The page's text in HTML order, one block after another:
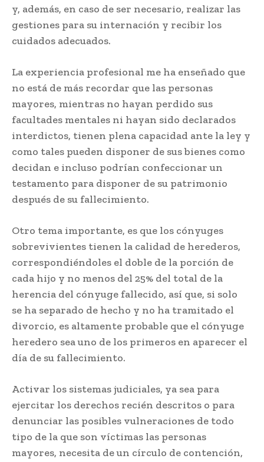
y, además, en caso de ser necesario, realizar las
gestiones para su internación y recibir los
cuidados adecuados.
La experiencia profesional me ha enseñado que
no está de más recordar que las personas
mayores, mientras no hayan perdido sus
facultades mentales ni hayan sido declarados
interdictos, tienen plena capacidad ante la ley y
como tales pueden disponer de sus bienes como
decidan e incluso podrían confeccionar un
testamento para disponer de su patrimonio
después de su fallecimiento.
Otro tema importante, es que los cónyuges
sobrevivientes tienen la calidad de herederos,
correspondiéndoles el doble de la porción de
cada hijo y no menos del 25% del total de la
herencia del cónyuge fallecido, así que, si solo
se ha separado de hecho y no ha tramitado el
divorcio, es altamente probable que el cónyuge
heredero sea uno de los primeros en aparecer el
día de su fallecimiento.
Activar los sistemas judiciales, ya sea para
ejercitar los derechos recién descritos o para
denunciar las posibles vulneraciones de todo
tipo de la que son víctimas las personas
mayores, necesita de un círculo de contención,